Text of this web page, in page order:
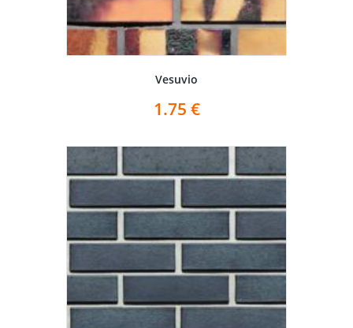
Vesuvio
1.75 €